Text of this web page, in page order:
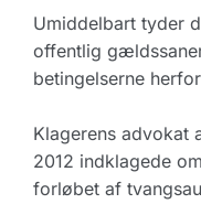
Umiddelbart tyder
offentlig
betingelserne
Klagerens advokat
2012 indklagede
forløbet af